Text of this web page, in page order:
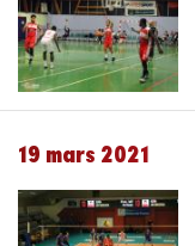
19 mars 2021